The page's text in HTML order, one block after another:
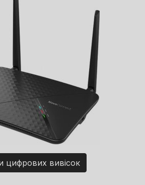
цифрових вивісок